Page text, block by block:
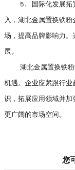
5. 国际化发展拓宽
入，湖北金属置换铁
场，提高品牌影响力
展。
湖北金属置换铁粉
机遇。企业应紧跟行
识，拓展应用领域并
更广阔的市场空间。
您